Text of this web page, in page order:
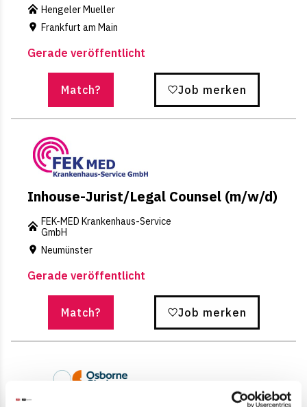
Hengeler Mueller
Frankfurt am Main
Gerade veröffentlicht
Match? Job merken
Inhouse-Jurist/Legal Counsel (m/w/d)
FEK-MED Krankenhaus-Service
GmbH
Neumünster
Gerade veröffentlicht
Match? Job merken